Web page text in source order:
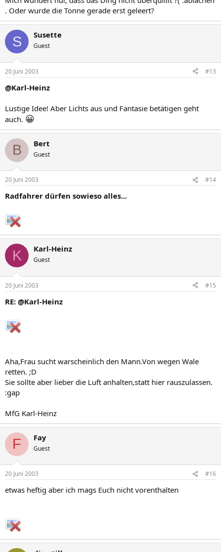
. Oder wurde die Tonne gerade erst geleert?
S Susette
Guest
20 Juni 2003 #13
@Karl-Heinz
Lustige Idee! Aber Lichts aus und Fantasie betätigen geht
auch. 😀
B Bert
Guest
20 Juni 2003 #14
Radfahrer dürfen sowieso alles...
K Karl-Heinz
Guest
20 Juni 2003 #15
RE: @Karl-Heinz
Aha,Frau sucht warscheinlich den Mann.Von wegen Wale
retten. ;D
Sie sollte aber lieber die Luft anhalten,statt hier rauszulassen.
:gap
MfG Karl-Heinz
F Fay
Guest
20 Juni 2003 #16
etwas heftig aber ich mags Euch nicht vorenthalten